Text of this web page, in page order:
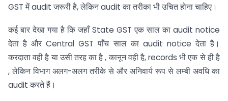
GST में audit जरूरी है, लेकिन audit का तरीका भी उचित होना चाहिए।
कई बार देखा गया है कि जहाँ State GST एक साल का audit notice
देता है और Central GST पाँच साल का audit notice देता है।
करदाता वही है या उसी तरह का है , कानून वही है, records भी एक से ही है
, लेकिन विभाग अलग-अलग तरीके से और अनिवार्य रूप से लम्बी अवधि का
audit करते हैं।